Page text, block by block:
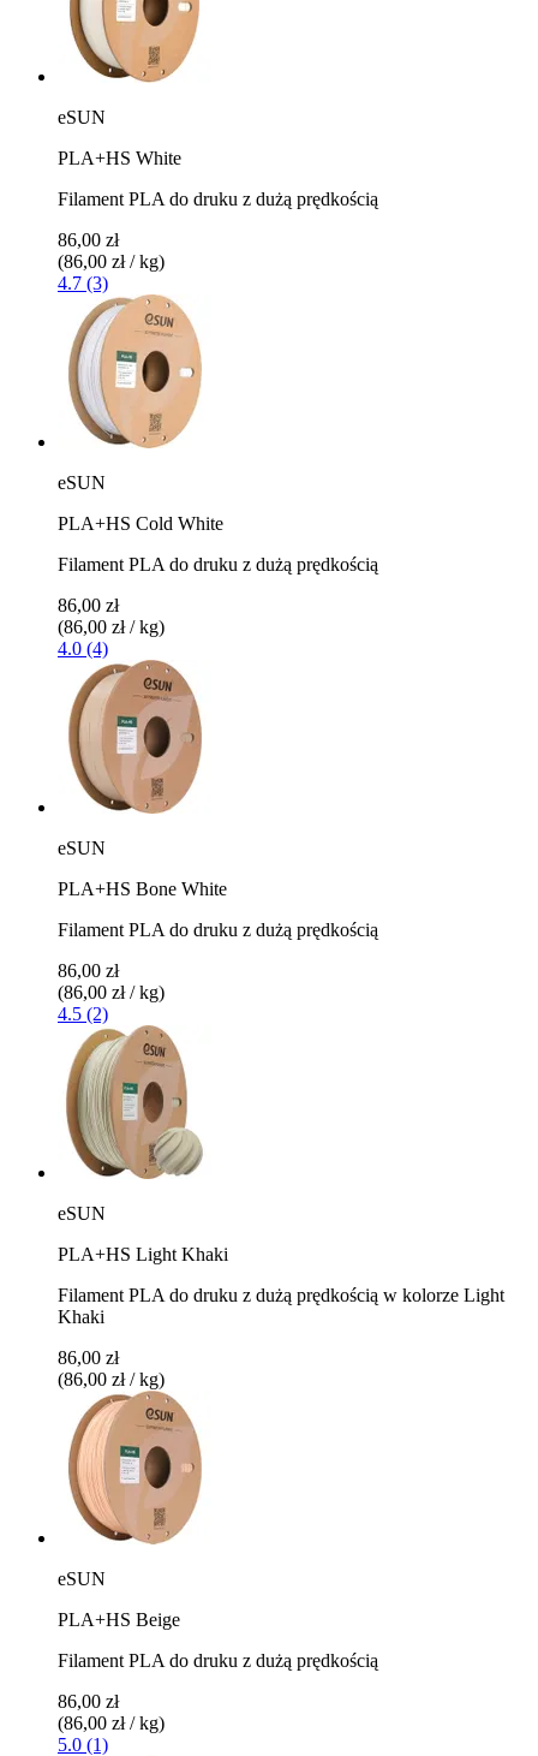
eSUN
PLA+HS White
Filament PLA do druku z dużą prędkością
86,00 zł
(86,00 zł / kg)
4.7 (3)
eSUN
PLA+HS Cold White
Filament PLA do druku z dużą prędkością
86,00 zł
(86,00 zł / kg)
4.0 (4)
eSUN
PLA+HS Bone White
Filament PLA do druku z dużą prędkością
86,00 zł
(86,00 zł / kg)
4.5 (2)
eSUN
PLA+HS Light Khaki
Filament PLA do druku z dużą prędkością w kolorze Light
Khaki
86,00 zł
(86,00 zł / kg)
eSUN
PLA+HS Beige
Filament PLA do druku z dużą prędkością
86,00 zł
(86,00 zł / kg)
5.0 (1)